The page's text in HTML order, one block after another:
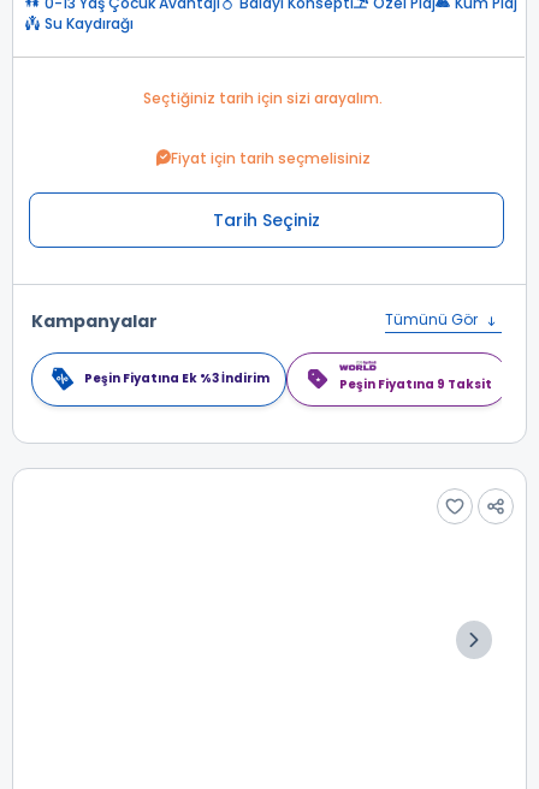
Su Kaydırağı
Seçtiğiniz tarih için sizi arayalım.
Fiyat için tarih seçmelisiniz
Tarih Seçiniz
Kampanyalar Tümünü Gör
Peşin Fiyatına Ek %3 İndirim Peşin Fiyatına 9 Taksit